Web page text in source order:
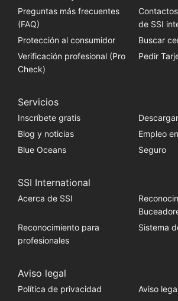
Preguntas más frecuentes
(FAQ)
de SSI
Protección al consumidor
Buscar
Verificación profesional (Pro
Check)
Pedir
Servicios
Inscríbete gratis
Blog y noticias
Empleo
Blue Oceans
Seguro
SSI International
Acerca de SSI
Reconocimiento para
profesionales
Sistema
Aviso legal
Política de privacidad
Aviso